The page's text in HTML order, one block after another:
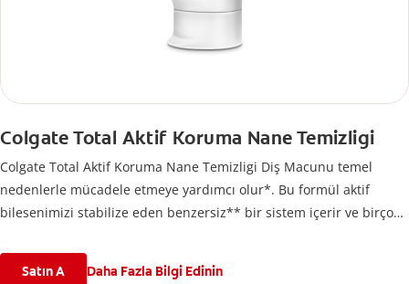
Colgate Total Aktif Koruma Nane Temizligi
Colgate Total Aktif Koruma Nane Temizligi Diş Macunu temel
nedenlerle mücadele etmeye yardımcı olur*. Bu formül aktif
bilesenimizi stabilize eden benzersiz** bir sistem içerir ve birçok
gelismis*** performans için tasarlanmıstır.
Satın A Daha Fazla Bilgi Edinin